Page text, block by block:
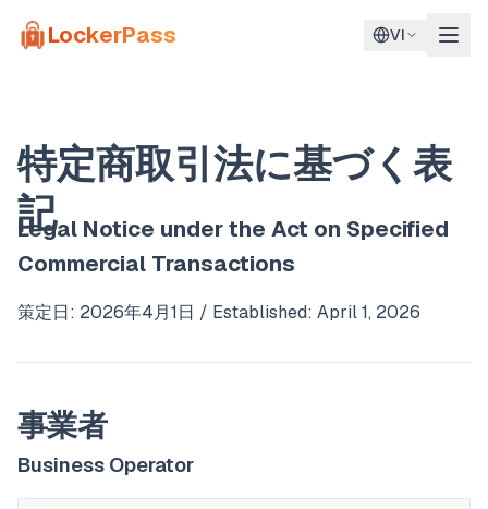
LockerPass VI
特定商取引法に基づく表
記
Legal Notice under the Act on Specified
Commercial Transactions
策定日: 2026年4月1日 / Established: April 1, 2026
事業者
Business Operator